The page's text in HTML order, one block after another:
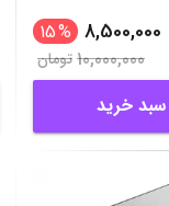
8,500,000
%
15
10,000,000تومان
سبد خرید